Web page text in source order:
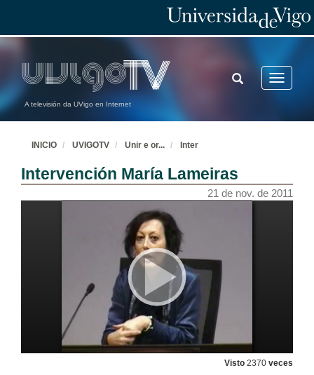
A televisión da UVigo en Internet
Toggle
TOGGLE
SEARCH
INICIO UVIGOTV Unir e or... Inter
Intervención María Lameiras
21 de nov. de 2011
Visto 2370 veces